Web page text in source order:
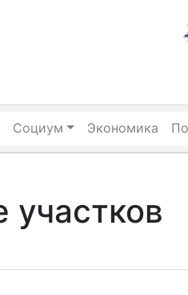
Социум Экономика
участков